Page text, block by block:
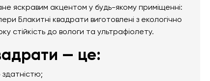
яскравим акцентом у будь-якому приміщенні:
Блакитні квадрати виготовлені з екологічно
стійкість до вологи та ультрафіолету.
— це: